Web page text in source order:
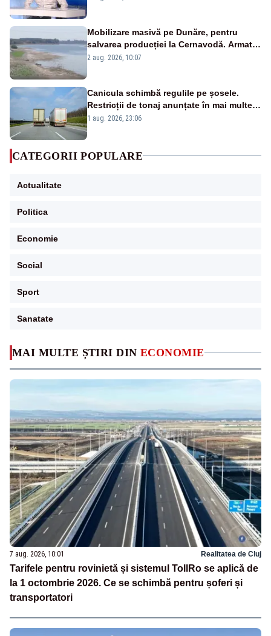
MAI MULTE ȘTIRI DIN ECONOMIE
7 aug. 2026, 10:01 Realitatea de Cluj
Tarifele pentru rovinietă și sistemul TollRo se aplică de
la 1 octombrie 2026. Ce se schimbă pentru șoferi și
transportatori
Mobilizare masivă pe Dunăre, pentru
salvarea producției la Cernavodă. Armata
va detona o stâncă și va devia apa
2 aug. 2026, 10:07
Canicula schimbă regulile pe șosele.
Restricții de tonaj anunțate în mai multe
județe
1 aug. 2026, 23:06
CATEGORII POPULARE
Actualitate
Politica
Economie
Social
Sport
Sanatate